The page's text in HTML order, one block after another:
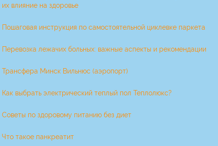
их влияние на здоровье
Пошаговая инструкция по самостоятельной циклевке паркета
Перевозка лежачих больных: важные аспекты и рекомендации
Трансфера Минск Вильнюс (аэропорт)
Как выбрать электрический теплый пол Теплолюкс?
Советы по здоровому питанию без диет
Что такое панкреатит